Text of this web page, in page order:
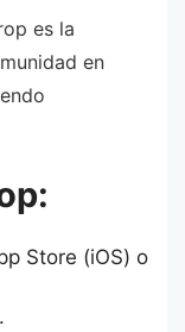
es la
en
Store (iOS) o